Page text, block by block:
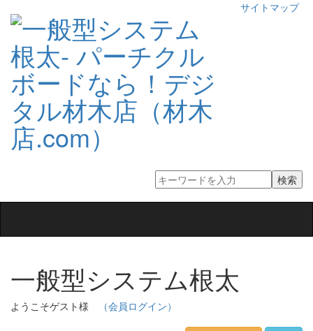
サイトマップ
一般型システム根太
ようこそゲスト様 （会員ログイン）